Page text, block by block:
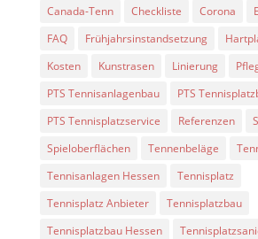
Canada-Tenn
Checkliste Corona
FAQ
Frühjahrsinstandsetzung
Kosten
Kunstrasen Linierung
PTS Tennisanlagenbau
PTS
PTS Tennisplatzservice
Referenzen
Spieloberflächen
Tennenbeläge
Tennisanlagen Hessen
Tennisplatz
Tennisplatz Anbieter
Tennisplatzbau
Tennisplatzbau Hessen